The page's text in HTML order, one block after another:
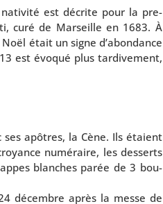
nati­vi­té est décrite pour la pre­
curé de Marseille en 1683. À
était un signe d’abondance
est évo­qué plus tar­di­ve­ment,
apôtres, la Cène. Ils étaient
numé­raire, les des­serts
blanches parée de 3 bou­
décembre après la messe de